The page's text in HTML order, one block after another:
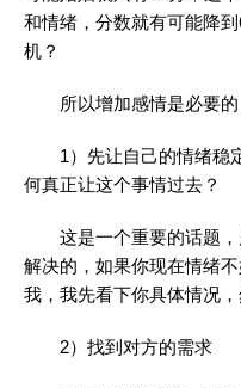
和情绪，分数就有可能降
机？
所以增加感情是必要
1）先让自己的情绪稳
何真正让这个事情过去？
这是一个重要的话题
解决的，如果你现在情绪
我，我先看下你具体情况，
2）找到对方的需求